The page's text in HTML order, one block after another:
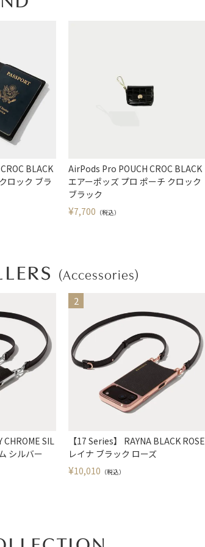
BLACK
ロック ブラ
AirPods Pro POUCH CROC BLACK
エアーポッズ プロ ポーチ クロック
ブラック
¥7,700 （税込）
(Accessories)
CHROME SIL
シルバー
【17 Series】 RAYNA BLACK ROSE
レイナ ブラック ローズ
¥10,010 （税込）